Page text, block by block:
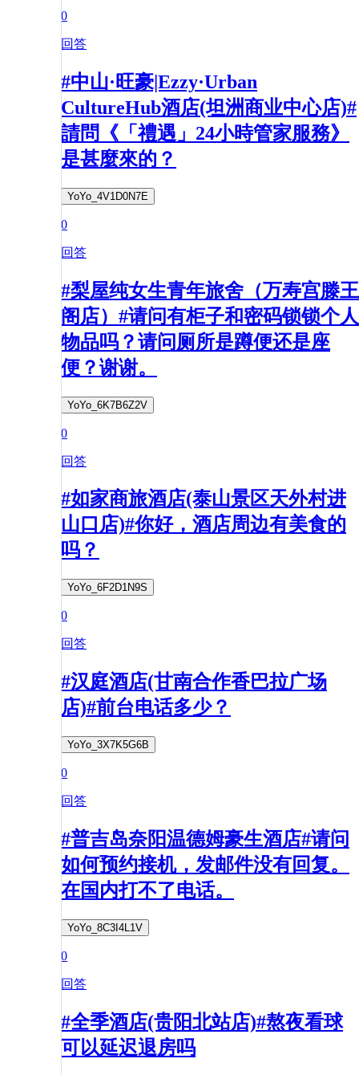
0
回答
#中山·旺豪|Ezzy·Urban
CultureHub酒店(坦洲商业中心店)#
請問《「禮遇」24小時管家服務》
是甚麼來的？
YoYo_4V1D0N7E
0
回答
#梨屋纯女生青年旅舍（万寿宫滕王
阁店）#请问有柜子和密码锁锁个人
物品吗？请问厕所是蹲便还是座
便？谢谢。
YoYo_6K7B6Z2V
0
回答
#如家商旅酒店(泰山景区天外村进
山口店)#你好，酒店周边有美食的
吗？
YoYo_6F2D1N9S
0
回答
#汉庭酒店(甘南合作香巴拉广场
店)#前台电话多少？
YoYo_3X7K5G6B
0
回答
#普吉岛奈阳温德姆豪生酒店#请问
如何预约接机，发邮件没有回复。
在国内打不了电话。
YoYo_8C3I4L1V
0
回答
#全季酒店(贵阳北站店)#熬夜看球
可以延迟退房吗